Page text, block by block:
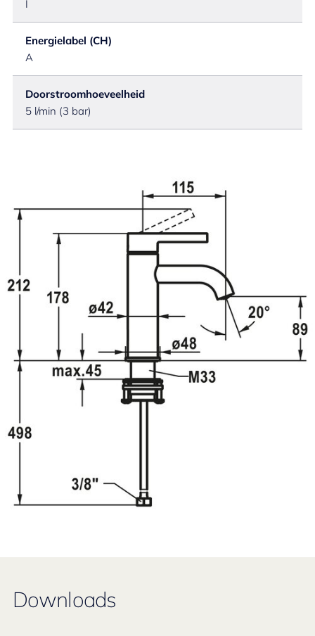
I
Energielabel (CH)
A
Doorstroomhoeveelheid
5 l/min (3 bar)
Downloads